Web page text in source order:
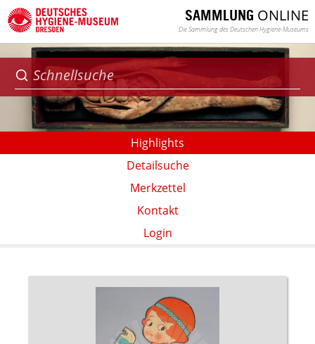
SAMMLUNG ONLINE
Die Sammlung des Deutschen Hygiene-Museums
Highlights
Detailsuche
Merkzettel
Kontakt
Login